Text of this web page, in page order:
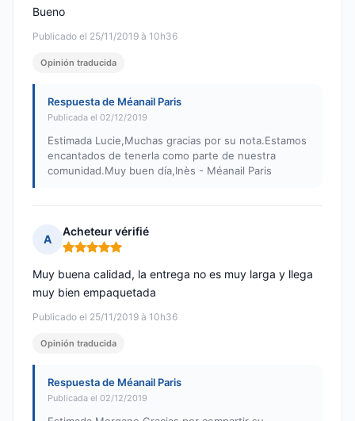
Publicado el 25/11/2019 à 10h36
Bueno
Opinión traducida
Respuesta de Méanail Paris
Publicada el 02/12/2019
Estimada Lucie,Muchas gracias por su nota.Estamos
encantados de tenerla como parte de nuestra
comunidad.Muy buen día,Inès - Méanail Paris
A
Acheteur vérifié
Nota: 5 de 5
Publicado el 25/11/2019 à 10h36
Muy buena calidad, la entrega no es muy larga y llega
muy bien empaquetada
Opinión traducida
Respuesta de Méanail Paris
Publicada el 02/12/2019